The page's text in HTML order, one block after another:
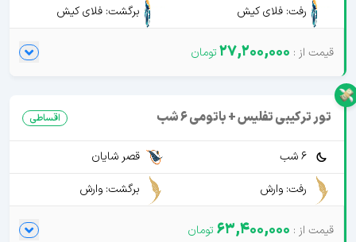
رفت: فلای کیش برگشت: فلای کیش
27,200,000
تور ترکیبی تفلیس + باتومی 6 شب اقساطی
6 شب
قصر شایان
رفت: وارش
برگشت: وارش
63,400,000